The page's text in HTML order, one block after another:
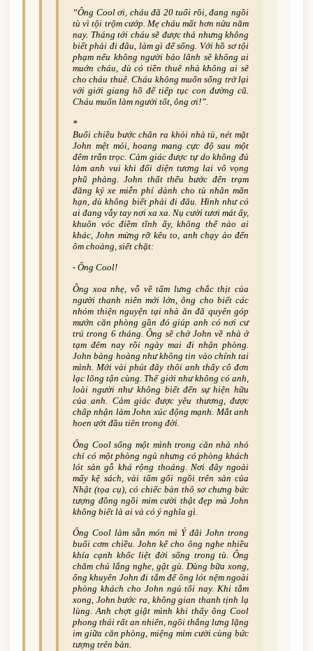
“Ông Cool ơi, cháu đã 20 tuổi rồi, đang ngồi
tù vì tội trộm cướp. Mẹ cháu mất hơn nửa năm
nay. Tháng tới cháu sẽ được thả nhưng không
biết phải đi đâu, làm gì để sống. Với hồ sơ tội
phạm nếu không người bảo lãnh sẽ không ai
muớn cháu, dù có tiền thuê nhà không ai sẽ
cho cháu thuê. Cháu không muốn sống trở lại
với giới giang hồ để tiếp tục con đường cũ.
Cháu muốn làm người tốt, ông ơi!”.
*
Buổi chiều bước chân ra khỏi nhà tù, nét mặt
John mệt mỏi, hoang mang cực độ sau một
đêm trằn trọc. Cảm giác được tự do không đủ
làm anh vui khi đối diện tương lai vô vọng
phũ phàng. John thất thểu bước đến trạm
đăng ký xe miễn phí dành cho tù nhân mãn
hạn, dù không biết phải đi đâu. Hình như có
ai đang vẫy tay nơi xa xa. Nụ cười tươi mát ấy,
khuôn vóc điềm tĩnh ấy, không thể nào ai
khác, John mừng rỡ kêu to, anh chạy ào đến
ôm choàng, siết chặt:
-­ Ông Cool!
Ông xoa nhẹ, vỗ về tấm lưng chắc thịt của
người thanh niên mới lớn, ông cho biết các
nhóm thiện nguyện tại nhà ăn đã quyên góp
mướn căn phòng gần đó giúp anh có nơi cư
trú trong 6 tháng. Ông sẽ chở John về nhà ở
tạm đêm nay rồi ngày mai đi nhận phòng.
John bàng hoàng như không tin vào chính tai
mình. Mới vài phút đây thôi anh thấy cô đơn
lạc lõng tận cùng. Thế giới như không có anh,
loài người như không biết đến sự hiện hữu
của anh. Cảm giác được yêu thương, được
chấp nhận làm John xúc động mạnh. Mắt anh
hoen ướt đầu tiên trong đời.
Ông Cool sống một mình trong căn nhà nhỏ
chỉ có một phòng ngủ nhưng có phòng khách
lót sàn gỗ khá rộng thoáng. Nơi đây ngoài
mấy kệ sách, vài tấm gối ngồi trên sàn của
Nhật (tọa cụ), có chiếc bàn thô sơ chưng bức
tượng đồng ngồi mỉm cười thật đẹp mà John
không biết là ai và có ý nghĩa gì.
Ông Cool làm sẵn món mì Ý đãi John trong
buổi cơm chiều. John kể cho ông nghe nhiều
khía cạnh khốc liệt đời sống trong tù. Ông
chăm chú lắng nghe, gật gù. Dùng bữa xong,
ông khuyên John đi tắm để ông lót nệm ngoài
phòng khách cho John ngủ tối nay. Khi tắm
xong, John bước ra, không gian thanh tịnh lạ
lùng. Anh chợt giật mình khi thấy ông Cool
phong thái rất an nhiên, ngồi thẳng lưng lặng
im giữa căn phòng, miệng mỉm cười cùng bức
tượng trên bàn.